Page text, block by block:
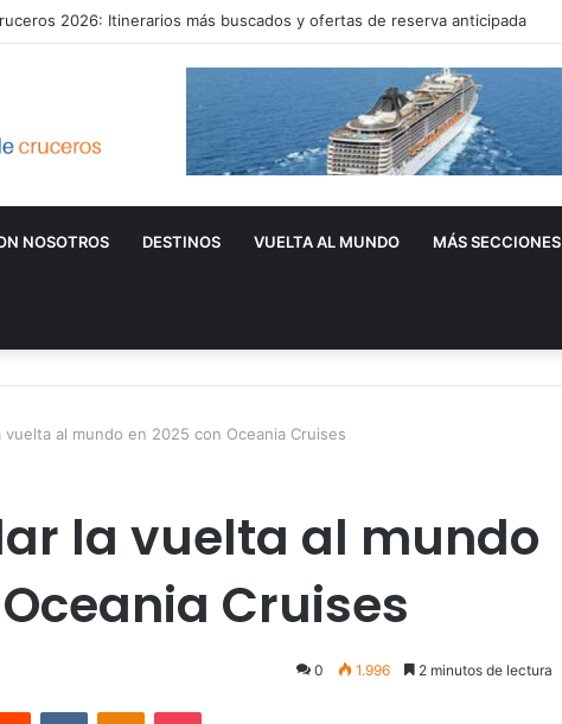
2026: Itinerarios más buscados y ofertas de reserva anticipada
NOSOTROS DESTINOS VUELTA AL MUNDO MÁS SECCIONES
vuelta al mundo en 2025 con Oceania Cruises
la vuelta al mundo
Cruises
0 1.996 2 minutos de lectura
Reddit VKontakteOdnoklassniki
Pocket